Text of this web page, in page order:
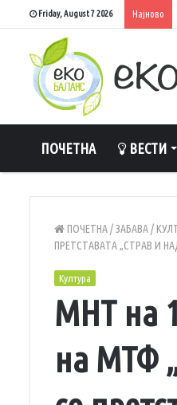
Friday, August 7 2026 Најново
ПОЧЕТНА ВЕСТИ
ПОЧЕТНА/ЗАБАВА/
ПРЕТСТАВАТА „СТРАВ И
Култура
МНТ на
на МТФ